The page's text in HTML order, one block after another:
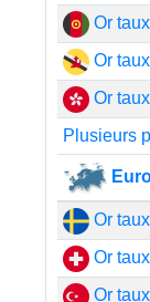
Or
Or
Or
Plusieurs
Or
Or
Or